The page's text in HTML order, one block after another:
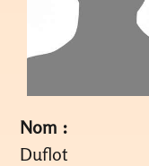
Nom :
Duflot